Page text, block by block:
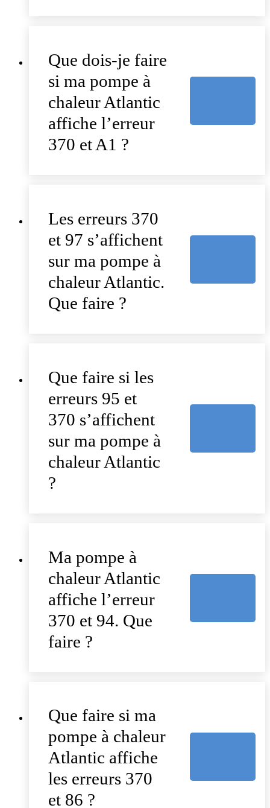
Que dois-je faire
si ma pompe à
chaleur Atlantic
affiche l’erreur
370 et A1 ?
Les erreurs 370
et 97 s’affichent
sur ma pompe à
chaleur Atlantic.
Que faire ?
Que faire si les
erreurs 95 et
370 s’affichent
sur ma pompe à
chaleur Atlantic
?
Ma pompe à
chaleur Atlantic
affiche l’erreur
370 et 94. Que
faire ?
Que faire si ma
pompe à chaleur
Atlantic affiche
les erreurs 370
et 86 ?